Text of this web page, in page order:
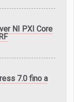
NI PXI Core
7.0 fino a